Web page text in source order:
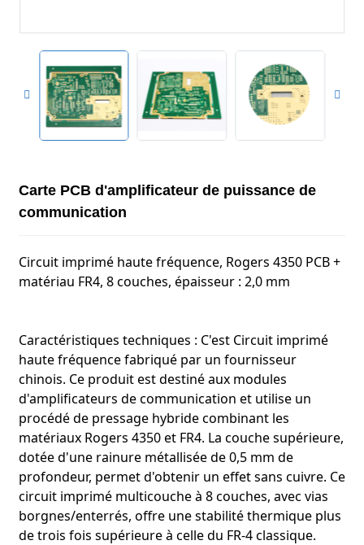
Carte PCB d'amplificateur de puissance de
communication
Circuit imprimé haute fréquence, Rogers 4350 PCB +
matériau FR4, 8 couches, épaisseur : 2,0 mm
Caractéristiques techniques : C'estCircuit imprimé
haute fréquence fabriqué par un fournisseur
chinois. Ce produit est destiné aux modules
d'amplificateurs de communication et utilise un
procédé de pressage hybride combinant les
matériaux Rogers 4350 et FR4. La couche supérieure,
dotée d'une rainure métallisée de 0,5 mm de
profondeur, permet d'obtenir un effet sans cuivre. Ce
circuit imprimé multicouche à 8 couches, avec vias
borgnes/enterrés, offre une stabilité thermique plus
de trois fois supérieure à celle du FR-4 classique.